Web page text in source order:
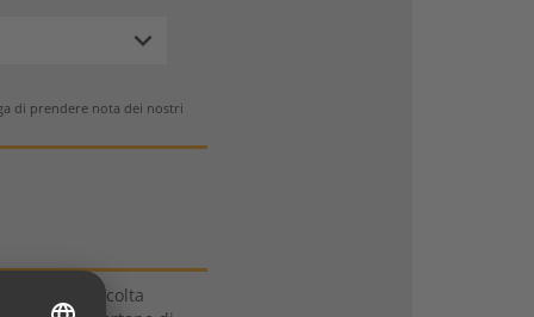
di prendere nota dei nostri
una raccolta